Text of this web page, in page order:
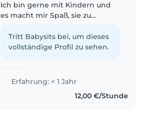
Ich bin gerne mit Kindern und
es macht mir Spaß, sie zu
wöchiges Praktikum in einer Kita
gemacht (3-6 Jährige) weshalb
Tritt Babysits bei, um dieses
vollständige Profil zu sehen.
Erfahrung: < 1 Jahr
12,00 €/Stunde